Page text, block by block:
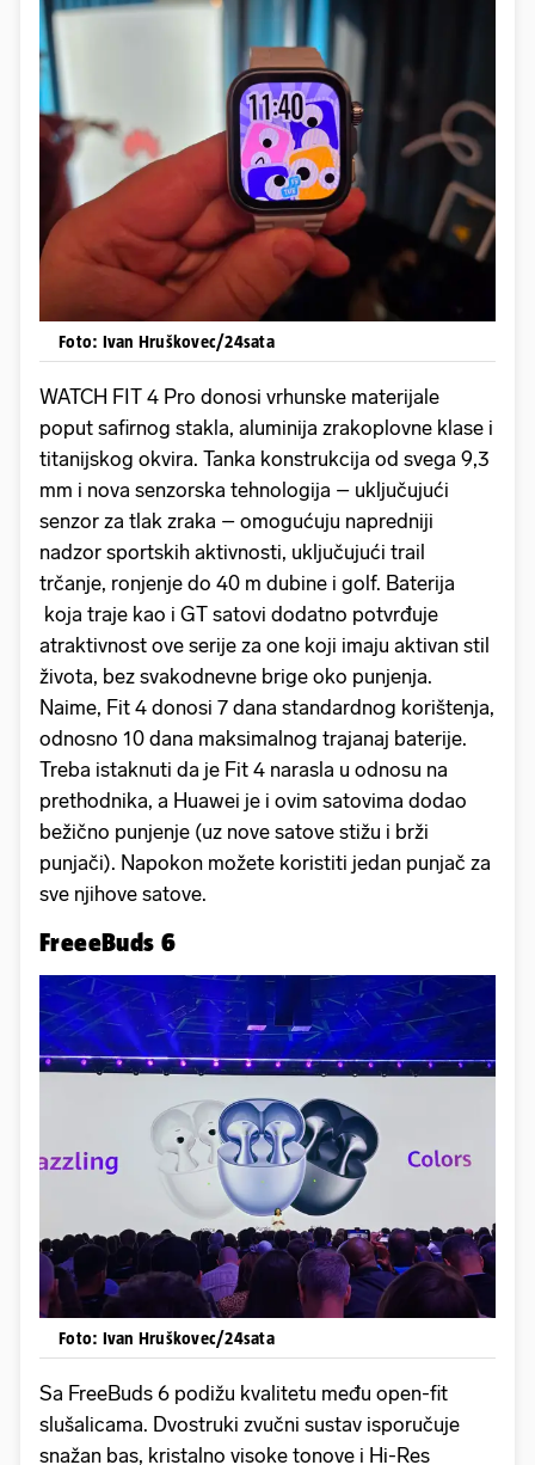
Foto: Ivan Hruškovec/24sata
WATCH FIT 4 Pro donosi vrhunske materijale
poput safirnog stakla, aluminija zrakoplovne klase i
titanijskog okvira. Tanka konstrukcija od svega 9,3
mm i nova senzorska tehnologija – uključujući
senzor za tlak zraka – omogućuju napredniji
nadzor sportskih aktivnosti, uključujući trail
trčanje, ronjenje do 40 m dubine i golf. Baterija
koja traje kao i GT satovi dodatno potvrđuje
atraktivnost ove serije za one koji imaju aktivan stil
života, bez svakodnevne brige oko punjenja.
Naime, Fit 4 donosi 7 dana standardnog korištenja,
odnosno 10 dana maksimalnog trajanaj baterije.
Treba istaknuti da je Fit 4 narasla u odnosu na
prethodnika, a Huawei je i ovim satovima dodao
bežično punjenje (uz nove satove stižu i brži
punjači). Napokon možete koristiti jedan punjač za
sve njihove satove.
FreeeBuds 6
Foto: Ivan Hruškovec/24sata
Sa FreeBuds 6 podižu kvalitetu među open-fit
slušalicama. Dvostruki zvučni sustav isporučuje
snažan bas, kristalno visoke tonove i Hi-Res